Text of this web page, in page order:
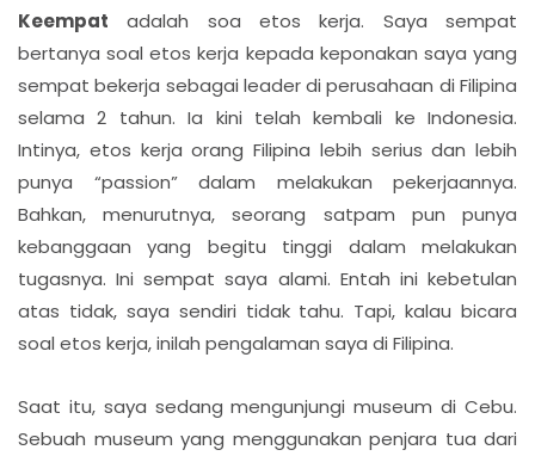
Keempat adalah soa etos kerja. Saya sempat
bertanya soal etos kerja kepada keponakan saya yang
sempat bekerja sebagai leader di perusahaan di Filipina
selama 2 tahun. Ia kini telah kembali ke Indonesia.
Intinya, etos kerja orang Filipina lebih serius dan lebih
punya “passion” dalam melakukan pekerjaannya.
Bahkan, menurutnya, seorang satpam pun punya
kebanggaan yang begitu tinggi dalam melakukan
tugasnya. Ini sempat saya alami. Entah ini kebetulan
atas tidak, saya sendiri tidak tahu. Tapi, kalau bicara
soal etos kerja, inilah pengalaman saya di Filipina.
Saat itu, saya sedang mengunjungi museum di Cebu.
Sebuah museum yang menggunakan penjara tua dari